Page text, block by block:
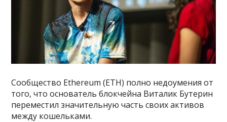
Сообщество Ethereum (ETH) полно недоумения от
того, что основатель блокчейна Виталик Бутерин
переместил значительную часть своих активов
между кошельками.